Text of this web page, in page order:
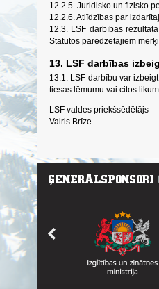
12.2.5. Juridisko un fizisko
12.2.6. Atlīdzības par
12.3. LSF darbības
Statūtos paredzētajiem
13. LSF darbības
13.1. LSF darbību var
tiesas lēmumu vai citos
LSF valdes
Vairis Brīze